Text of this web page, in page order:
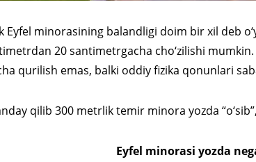
Eyfel minorasining balandligi doim bir xil deb
20 santimetrgacha cho‘zilishi
qurilish emas, balki oddiy fizika qonunlari
qilib 300 metrlik temir minora yozda
Eyfel minorasi yozda